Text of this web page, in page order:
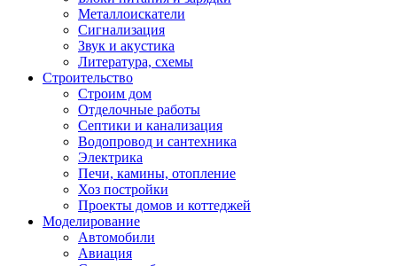
Металлоискатели
Сигнализация
Звук и акустика
Литература, схемы
Строительство
Строим дом
Отделочные работы
Септики и канализация
Водопровод и сантехника
Электрика
Печи, камины, отопление
Хоз постройки
Проекты домов и коттеджей
Моделирование
Автомобили
Авиация